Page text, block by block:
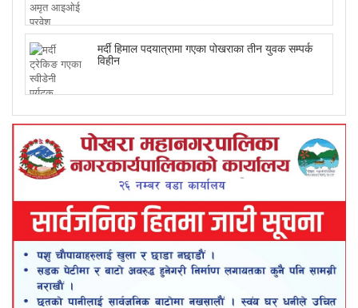
मर्दी हिमाल पदयात्रामा गएका पोखराका तीन युवक सम्पर्क
विहीन